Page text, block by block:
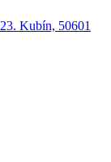
Kubín, 50601